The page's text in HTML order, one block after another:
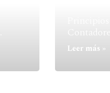
Leer más »